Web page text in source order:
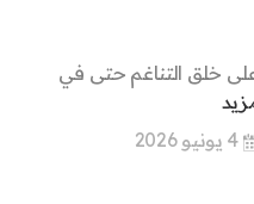
على خلق التناغم حتى في
4 يونيو 2026